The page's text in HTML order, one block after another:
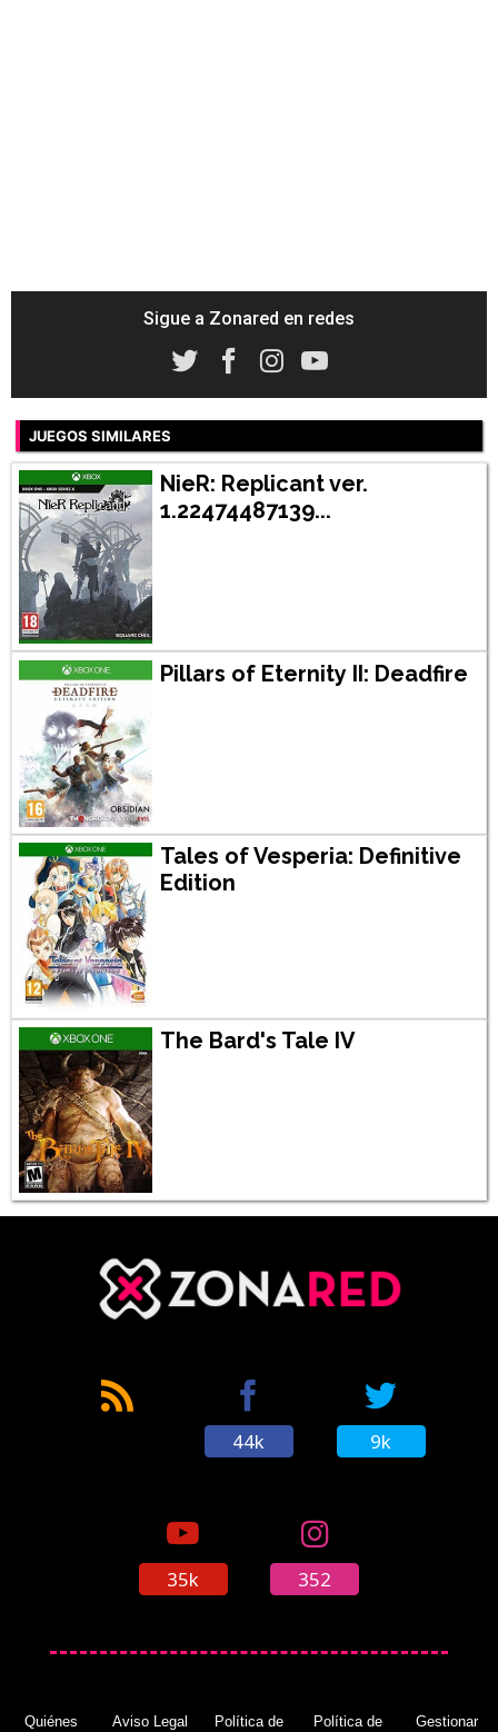
Sigue a Zonared en redes
JUEGOS SIMILARES
NieR: Replicant ver.
1.22474487139...
Pillars of Eternity II: Deadfire
Tales of Vesperia: Definitive
Edition
The Bard's Tale IV
44k 9k
35k 352
Quiénes
Aviso Legal
Política de
Política de
Gestionar